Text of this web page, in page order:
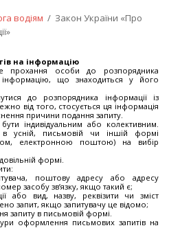
водiям / Закон України «Про
на інформацію
прохання особи до розпорядника
інформацію, що знаходиться у його
до розпорядника інформації із
від того, стосується ця інформація
причини подання запиту.
індивідуальним або колективним.
усній, письмовій чи іншій формі
електронною поштою) на вибір
формі.
поштову адресу або адресу
засобу зв’язку, якщо такий є;
або вид, назву, реквізити чи зміст
запит, якщо запитувачу це відомо;
запиту в письмовій формі.
оформлення письмових запитів на